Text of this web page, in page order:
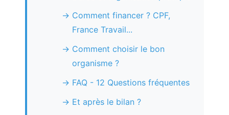
Comment financer ? CPF,
France Travail...
Comment choisir le bon
organisme ?
FAQ - 12 Questions fréquentes
Et après le bilan ?